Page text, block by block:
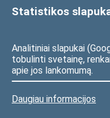
Statistikos
Analitiniai slapukai
tobulinti svetainę,
apie jos lankomumą.
Daugiau informacijos
Rinkimų
Pradžia
1920